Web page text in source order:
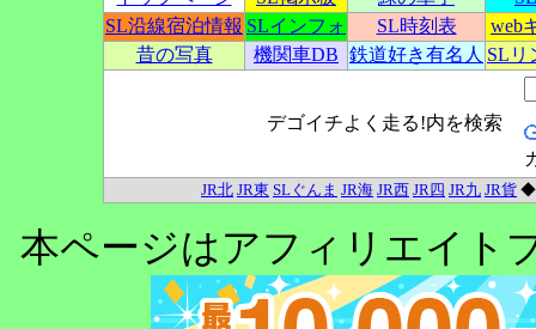
SL沿線宿泊情報 SLインフォ SL時刻表
web
昔の写真
機関車DB 鉄道好き有名人 SLリ
デゴイチよく走る!内を検索
JR北 JR東 SLぐんま JR海 JR西 JR四 JR九 JR貨
本ページはアフィリエイト